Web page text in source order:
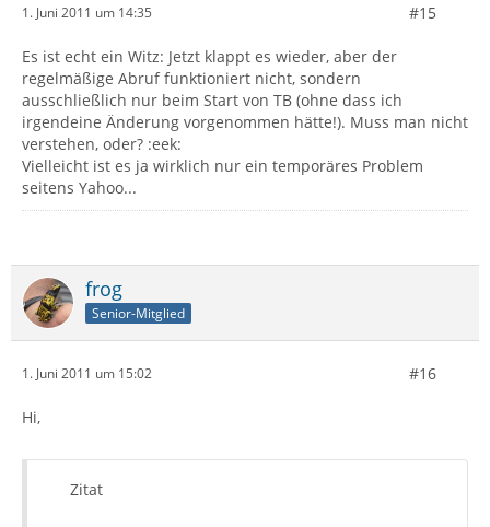
1. Juni 2011 um 14:35 #15
Es ist echt ein Witz: Jetzt klappt es wieder, aber der
regelmäßige Abruf funktioniert nicht, sondern
ausschließlich nur beim Start von TB (ohne dass ich
irgendeine Änderung vorgenommen hätte!). Muss man nicht
verstehen, oder? :eek:
Vielleicht ist es ja wirklich nur ein temporäres Problem
seitens Yahoo...
frog
Senior-Mitglied
1. Juni 2011 um 15:02 #16
Hi,
Zitat